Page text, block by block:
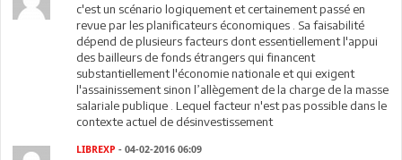
c'est un scénario logiquement et certainement passé en
revue par les planificateurs économiques . Sa faisabilité
dépend de plusieurs facteurs dont essentiellement l'appui
des bailleurs de fonds étrangers qui financent
substantiellement l'économie nationale et qui exigent
l'assainissement sinon l’allègement de la charge de la masse
salariale publique . Lequel facteur n'est pas possible dans le
contexte actuel de désinvestissement
LIBREXP - 04-02-2016 06:09